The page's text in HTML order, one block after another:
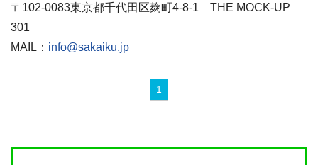
〒102-0083東京都千代田区麹町4-8-1 THE MOCK-UP
301
MAIL： info@sakaiku.jp
1